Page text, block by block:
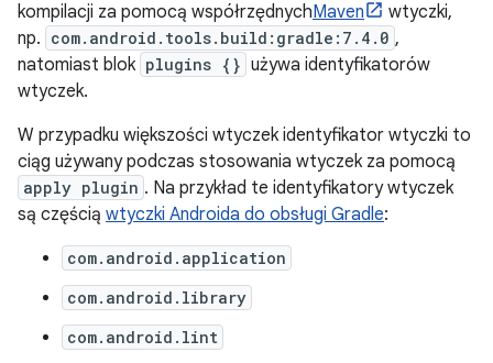
kompilacji za pomocą współrzędnychMaven
wtyczki,
np. com.android.tools.build:gradle:7.4.0 ,
natomiast blok plugins {} używa identyfikatorów
wtyczek.
W przypadku większości wtyczek identyfikator wtyczki to
ciąg używany podczas stosowania wtyczek za pomocą
apply plugin . Na przykład te identyfikatory wtyczek
są częścią wtyczki Androida do obsługi Gradle:
com.android.application
com.android.library
com.android.lint